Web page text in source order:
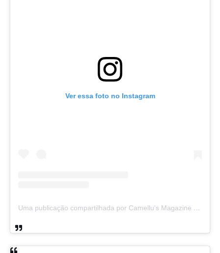
Ver essa foto no Instagram
Uma publicação compartilhada por Camellu's Magazine I e II (@camellus_magazine)